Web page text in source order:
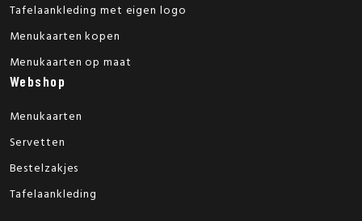
Tafelaankleding met eigen logo
Menukaarten kopen
Menukaarten op maat
Webshop
Menukaarten
Servetten
Bestelzakjes
Tafelaankleding